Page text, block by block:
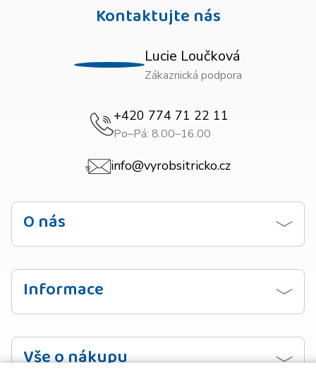
Kontaktujte nás
Lucie Loučková
Zákaznická podpora
+420 774 71 22 11
Po–Pá: 8.00–16.00
info@vyrobsitricko.cz
O nás
Kontaktujte nás
Zásady ochrany osobních údajů
Informace
Návod na praní
Vše o nákupu